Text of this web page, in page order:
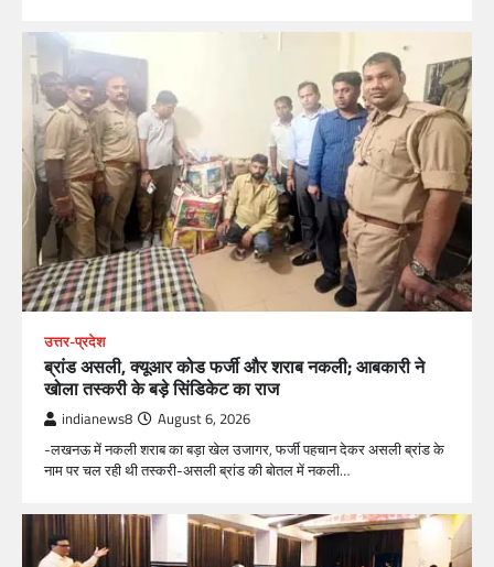
उत्तर-प्रदेश
ब्रांड असली, क्यूआर कोड फर्जी और शराब नकली; आबकारी ने
खोला तस्करी के बड़े सिंडिकेट का राज
indianews8 August 6, 2026
-लखनऊ में नकली शराब का बड़ा खेल उजागर, फर्जी पहचान देकर असली ब्रांड के
नाम पर चल रही थी तस्करी-असली ब्रांड की बोतल में नकली…